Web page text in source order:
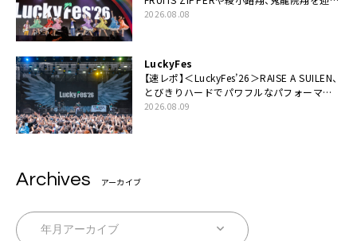
た豪華コラボも「知ってたらぜひ一緒に歌っ
2026.08.08
LuckyFes
【速レポ】＜LuckyFes’26＞RAISE A SUILEN、
とびきりハードでパワフルなパフォーマン
ス「一緒に踊っていただけますか？」
2026.08.09
Archives アーカイブ